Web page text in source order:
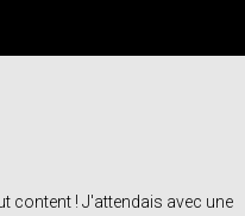
content ! J'attendais avec une